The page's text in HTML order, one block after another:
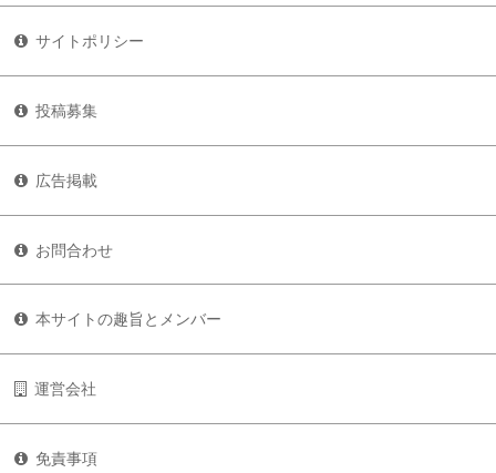
サイトポリシー
投稿募集
広告掲載
お問合わせ
本サイトの趣旨とメンバー
運営会社
免責事項